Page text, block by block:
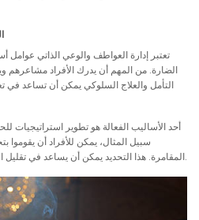
تعتبر إدارة العواطف والوعي الذاتي
الضارة. من المهم أن يدرك الأفراد مشاعرهم
التأمل والعلاج السلوكي يمكن أن تساعد في
أحد الأساليب الفعالة هو تطوير استراتيجيات
سبيل المثال، يمكن للأفراد أن يقوموا
المقامرة. هذا التحديد يمكن أن يساعد في تقليل التأثير السلبي للعواطف على قراراتهم.